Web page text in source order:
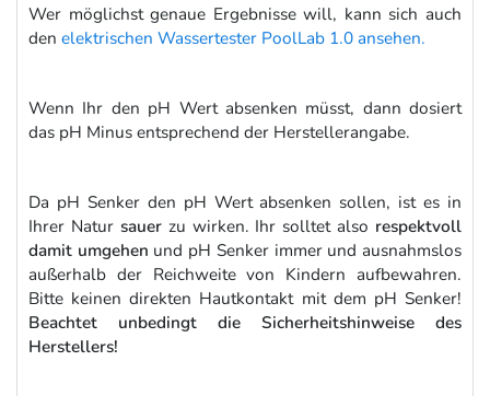
Wer möglichst genaue Ergebnisse will, kann sich auch
den elektrischen Wassertester PoolLab 1.0 ansehen.
Wenn Ihr den pH Wert absenken müsst, dann dosiert
das pH Minus entsprechend der Herstellerangabe.
Da pH Senker den pH Wert absenken sollen, ist es in
Ihrer Natur sauerzu wirken. Ihr solltet also respektvoll
damit umgehen und pH Senker immer und ausnahmslos
außerhalb der Reichweite von Kindern aufbewahren.
Bitte keinen direkten Hautkontakt mit dem pH Senker!
Beachtet unbedingt die Sicherheitshinweise des
Herstellers!